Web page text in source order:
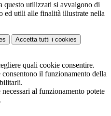
questo utilizzati si avvalgono di
ed utili alle finalità illustrate nella
Accetta tutti i cookies
quali cookie consentire.
il funzionamento della
al funzionamento potete
.